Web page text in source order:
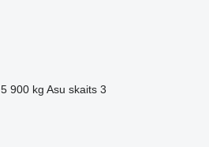
5 900 kg Asu skaits 3